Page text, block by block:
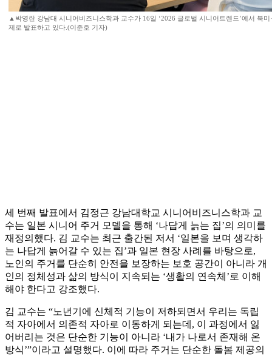
▲박영란 강남대 시니어비즈니스학과 교수가 16일 ‘2026 글로벌 시니어트렌드’에서 북
제로 발표하고 있다.(이준호 기자)
세 번째 발표에서 김정근 강남대학교 시니어비즈니스학과 교
수는 일본 시니어 주거 모델을 통해 ‘나답게 늙는 집’의 의미를
재정의했다. 김 교수는 최근 출간된 저서 ‘일본을 보며 생각하
는 나답게 늙어갈 수 있는 집’과 일본 현장 사례를 바탕으로,
노인의 주거를 단순히 안전을 보장하는 보호 공간이 아니라 개
인의 정체성과 삶의 방식이 지속되는 ‘생활의 연속체’로 이해
해야 한다고 강조했다.
김 교수는 “노년기에 신체적 기능이 저하되면서 우리는 독립
적 자아에서 의존적 자아로 이동하게 되는데, 이 과정에서 잃
어버리는 것은 단순한 기능이 아니라 ‘내가 나로서 존재해 온
방식’”이라고 설명했다. 이에 따라 주거는 단순한 돌봄 제공의